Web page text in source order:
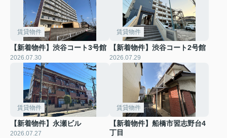
賃貸物件
【新着物件】渋谷コート3号館
2026.07.30
賃貸物件
【新着物件】渋谷コート2号館
2026.07.29
賃貸物件
【新着物件】永瀬ビル
2026.07.27
賃貸物件
【新着物件】船橋市習志野台4
丁目